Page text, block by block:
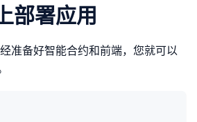
部署应用
准备好智能合约和前端，您就可以